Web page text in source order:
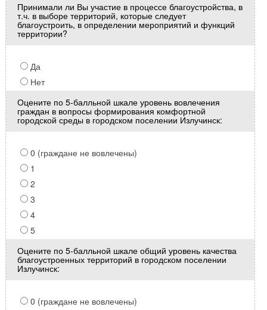
Принимали ли Вы участие в процессе благоустройства, в
т.ч. в выборе территорий, которые следует
благоустроить, в определении мероприятий и функций
территории?
Да
Нет
Оцените по 5-балльной шкале уровень вовлечения
граждан в вопросы формирования комфортной
городской среды в городском поселении Излучинск:
0 (граждане не вовлечены)
1
2
3
4
5
Оцените по 5-балльной шкале общий уровень качества
благоустроенных территорий в городском поселении
Излучинск:
0 (граждане не вовлечены)